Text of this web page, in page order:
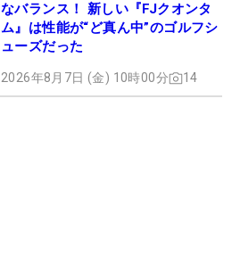
なバランス！ 新しい『FJクオンタ
ム』は性能が“ど真ん中”のゴルフシ
ューズだった
2026年8月7日 (金) 10時00分 14